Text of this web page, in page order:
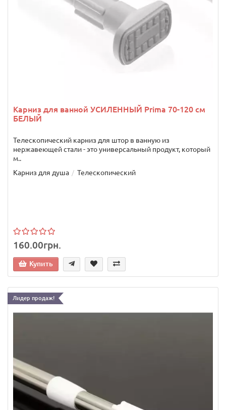
Карниз для ванной УСИЛЕННЫЙ Prima 70-120 см
БЕЛЫЙ
Телескопический карниз для штор в ванную из
нержавеющей стали - это универсальный продукт, который
м..
Карниз для душа
Телескопический
160.00грн.
Купить
Лидер продаж!